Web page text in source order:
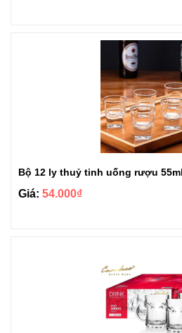
Bộ 12 ly thuỷ tinh uống rượu
Giá: 54.000₫